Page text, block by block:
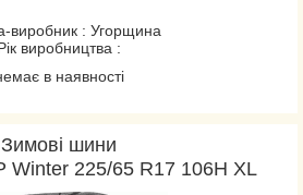
виробник : Угорщина
виробництва :
в наявності
Зимові шини
Winter 225/65 R17 106H XL